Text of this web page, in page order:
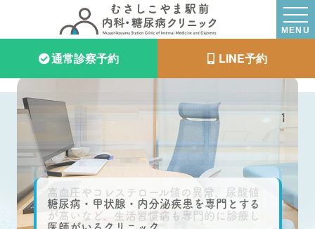
MENU
通常診察予約 LINE予約
高血圧やコレステロール値の異常、尿酸値
が高いなど、生活習慣病も専門的に診療し